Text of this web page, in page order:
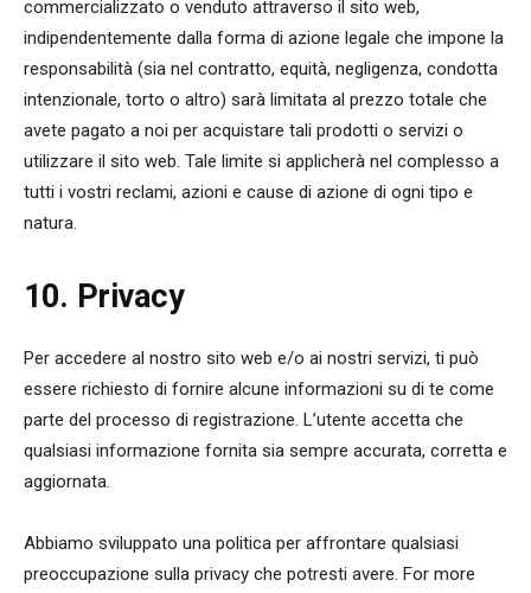
commercializzato o venduto attraverso il sito web,
indipendentemente dalla forma di azione legale che impone la
responsabilità (sia nel contratto, equità, negligenza, condotta
intenzionale, torto o altro) sarà limitata al prezzo totale che
avete pagato a noi per acquistare tali prodotti o servizi o
utilizzare il sito web. Tale limite si applicherà nel complesso a
tutti i vostri reclami, azioni e cause di azione di ogni tipo e
natura.
10. Privacy
Per accedere al nostro sito web e/o ai nostri servizi, ti può
essere richiesto di fornire alcune informazioni su di te come
parte del processo di registrazione. L’utente accetta che
qualsiasi informazione fornita sia sempre accurata, corretta e
aggiornata.
Abbiamo sviluppato una politica per affrontare qualsiasi
preoccupazione sulla privacy che potresti avere. For more